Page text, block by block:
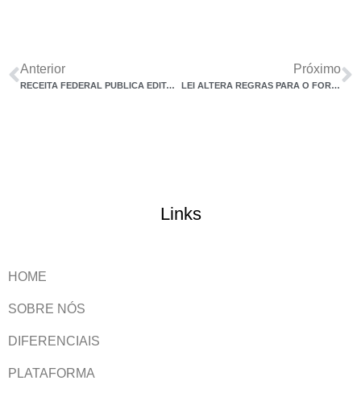
Anterior
RECEITA FEDERAL PUBLICA EDITAIS QUE REGULAMENTAM ADESÃO À TRANSAÇÃO TRIBUTÁRIA PARA CRÉDITOS DE PEQUENO VALOR E CRÉDITOS IRRECUPERÁVEIS
Próximo
LEI ALTERA REGRAS PARA O FORNECIMENTO DE ALIMENTAÇÃO E PARA O CONTRATO DE TELETRABALHO
Links
HOME
SOBRE NÓS
DIFERENCIAIS
PLATAFORMA